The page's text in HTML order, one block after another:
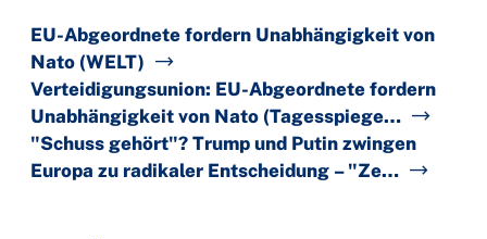
EU-Abgeordnete fordern Unabhängigkeit von
Nato (WELT)
Verteidigungsunion: EU-Abgeordnete fordern
Unabhängigkeit von Nato (Tagesspiege…
"Schuss gehört"? Trump und Putin zwingen
Europa zu radikaler Entscheidung – "Ze…